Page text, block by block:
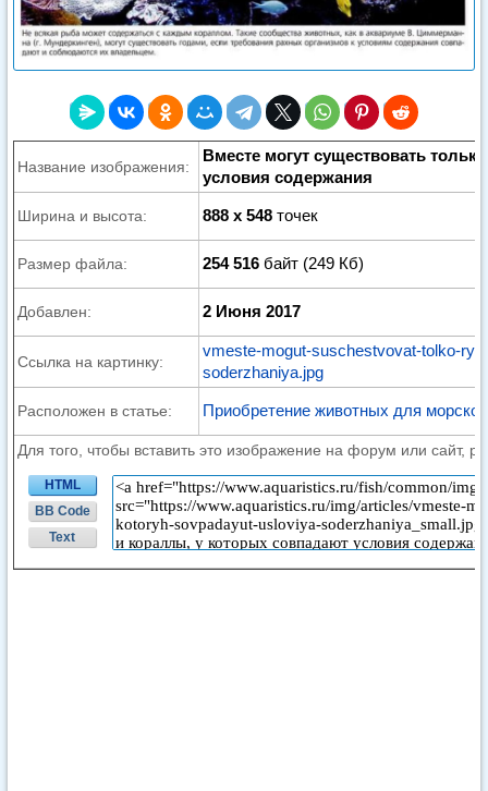
Название изображения:
Вместе могут существовать
условия содержания
Ширина и высота: 888 x 548 точек
Размер файла: 254 516 байт (249 Кб)
Добавлен: 2 Июня 2017
Ссылка на картинку:
vmeste-mogut-suschestvovat-tolko-
soderzhaniya.jpg
Расположен в статье: Приобретение животных для
Для того, чтобы вставить это изображение на форум или сайт,
HTML
BB Code
Text